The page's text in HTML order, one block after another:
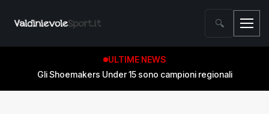
🔍
ULTIME NEWS
Gli Shoemakers Under 15 sono campioni regionali